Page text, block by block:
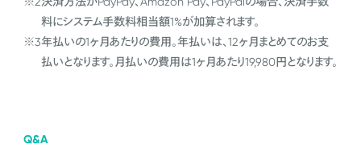
料にシステム手数料相当額1%が加算されます。
※3年払いの1ヶ月あたりの費用。年払いは、12ヶ月まとめてのお支
払いとなります。月払いの費用は1ヶ月あたり19,980円となります。
Q&A